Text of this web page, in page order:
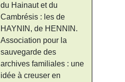
du Hainaut et du
Cambrésis : les de
HAYNIN, de HENNIN.
Association pour la
sauvegarde des
archives familiales : une
idée à creuser en